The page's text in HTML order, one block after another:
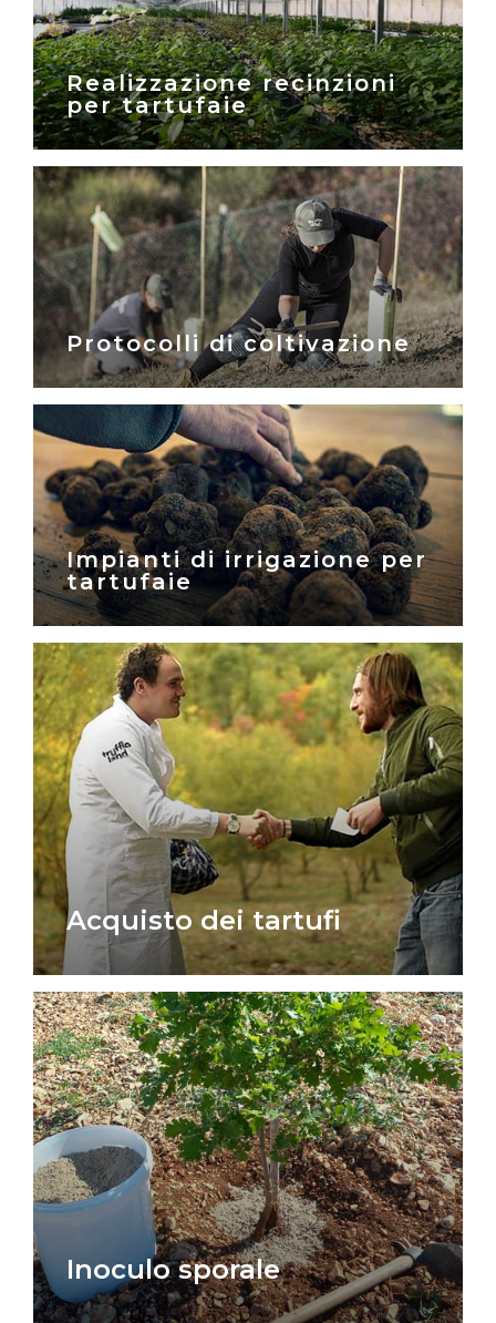
Realizzazione recinzioni
per tartufaie
Protocolli di coltivazione
Impianti di irrigazione per
tartufaie
Acquisto dei tartufi
Inoculo sporale